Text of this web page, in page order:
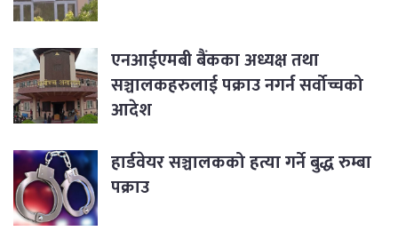
एनआईएमबी बैंकका अध्यक्ष तथा
सञ्चालकहरुलाई पक्राउ नगर्न सर्वोच्चको
आदेश
हार्डवेयर सञ्चालकको हत्या गर्ने बुद्ध रुम्बा
पक्राउ